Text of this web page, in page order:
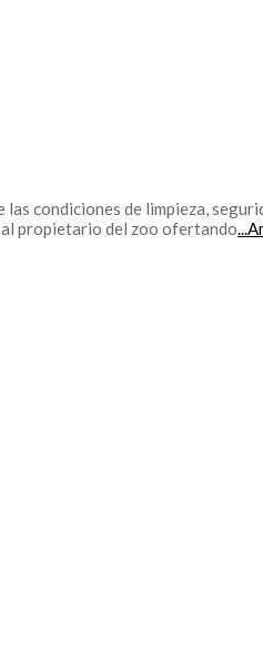
condiciones de limpieza,
propietario del zoo ofertando